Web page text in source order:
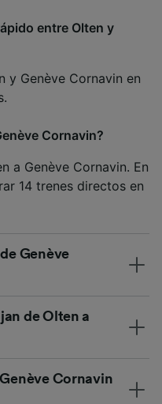
entre Olten y
y Genève Cornavin en
Cornavin?
a Genève Cornavin. En
14 trenes directos en
Genève
de Olten a
Cornavin